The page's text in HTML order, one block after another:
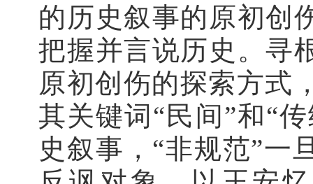
的历史叙事的原初创
把握并言说历史。寻
原初创伤的探索方式
其关键词“民间”和“
史叙事，“非规范”一